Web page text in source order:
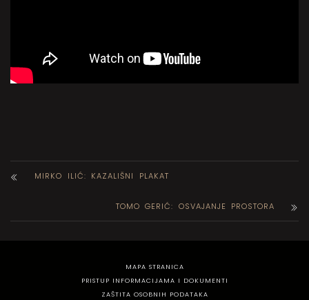
MIRKO ILIĆ: KAZALIŠNI PLAKAT
TOMO GERIĆ: OSVAJANJE PROSTORA
MAPA STRANICA
PRISTUP INFORMACIJAMA I DOKUMENTI
ZAŠTITA OSOBNIH PODATAKA